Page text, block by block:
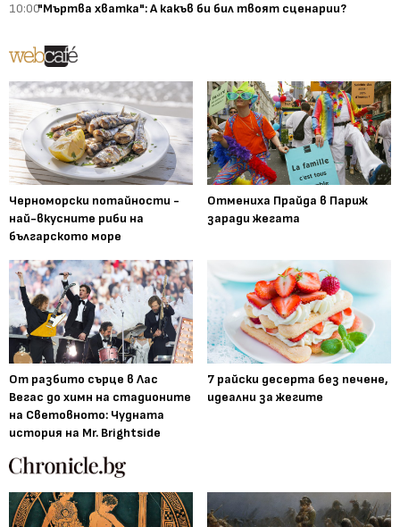
10:00"Мъртва хватка": А какъв би бил твоят сценарии?
Черноморски потайности -
най-вкусните риби на
българското море
Отмениха Прайда в Париж
заради жегата
От разбито сърце в Лас
Вегас до химн на стадионите
на Световното: Чудната
история на Mr. Brightside
7 райски десерта без печене,
идеални за жегите